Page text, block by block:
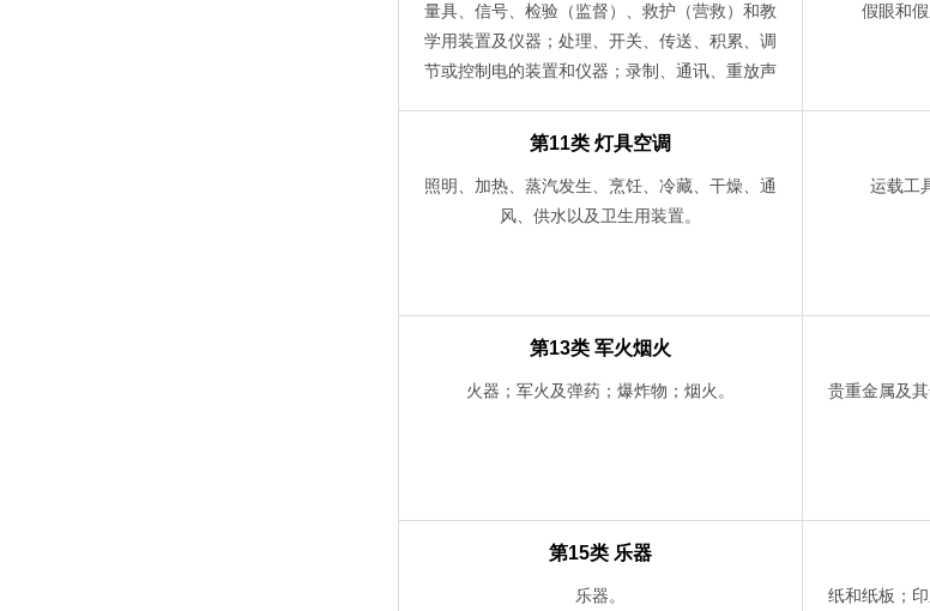
量具、信号、检验（监督）、救护（营救）和教
学用装置及仪器；处理、开关、传送、积累、调
节或控制电的装置和仪器；录制、通讯、重放声
盘，DVD盘和其他数字存储媒介；投币启动装置
置，计算机；计算机软件；灭火器械。
假眼和
第11类 灯具空调
照明、加热、蒸汽发生、烹饪、冷藏、干燥、通
风、供水以及卫生用装置。
运载工
第13类 军火烟火
火器；军火及弹药；爆炸物；烟火。
贵重金属及
第15类 乐器
乐器。 纸和纸板；